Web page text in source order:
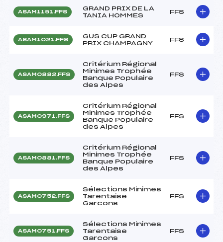
ASAM1151.FFS
GRAND PRIX DE LA
TANIA HOMMES
FFS
ASAM1021.FFS
GUS CUP GRAND
PRIX CHAMPAGNY
FFS
ASAM0882.FFS
Critérium Régional
Minimes Trophée
Banque Populaire
des Alpes
FFS
ASAM0971.FFS
Critérium Régional
Minimes Trophée
Banque Populaire
des Alpes
FFS
ASAM0881.FFS
Critérium Régional
Minimes Trophée
Banque Populaire
des Alpes
FFS
ASAM0752.FFS
Sélections Minimes
Tarentaise
Garcons
FFS
ASAM0751.FFS
Sélections Minimes
Tarentaise
Garcons
FFS